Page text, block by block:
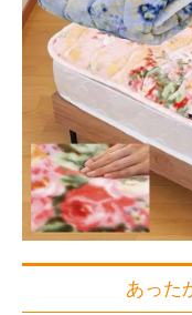
あった